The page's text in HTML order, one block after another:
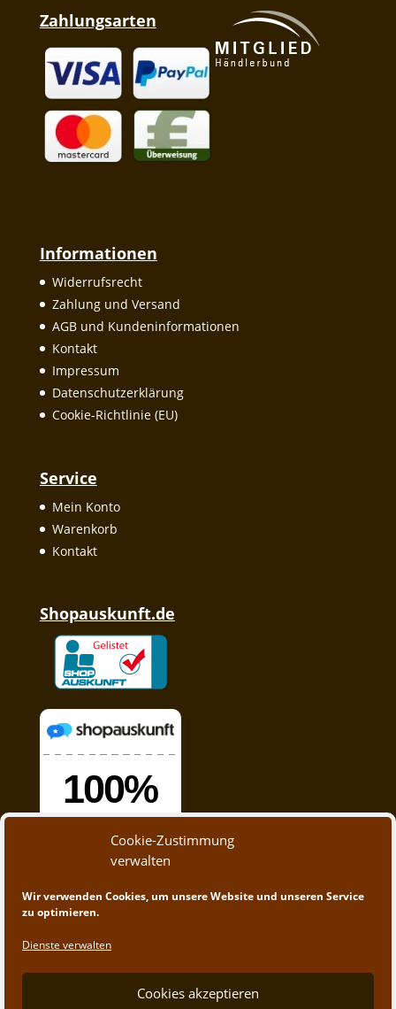
Cookie-Zustimmung
verwalten
Wir verwenden Cookies, um unsere Website und unseren Service
zu optimieren.
Dienste verwalten
Cookies akzeptieren
Zahlungsarten
Informationen
Widerrufsrecht
Zahlung und Versand
AGB und Kundeninformationen
Kontakt
Impressum
Datenschutzerklärung
Cookie-Richtlinie (EU)
Service
Mein Konto
Warenkorb
Kontakt
Shopauskunft.de